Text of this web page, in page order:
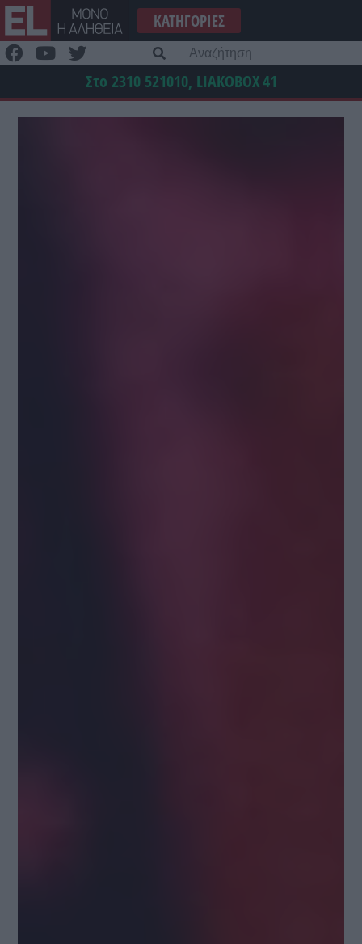
Μετάβαση
στο
περιεχόμενο
ΚΑΤΗΓΟΡΊΕΣ
Στο 2310 521010, LIAKOBOX41